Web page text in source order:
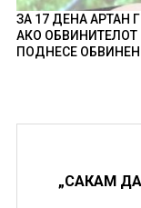
ЗА 17 ДЕНА АРТАН
АКО
ПОДНЕСЕ
„САКАМ